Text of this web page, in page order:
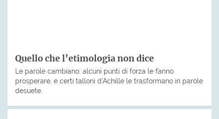
Quello che l’etimologia non dice
Le parole cambiano: alcuni punti di forza le fanno
prosperare, e certi talloni d’Achille le trasformano in parole
desuete.